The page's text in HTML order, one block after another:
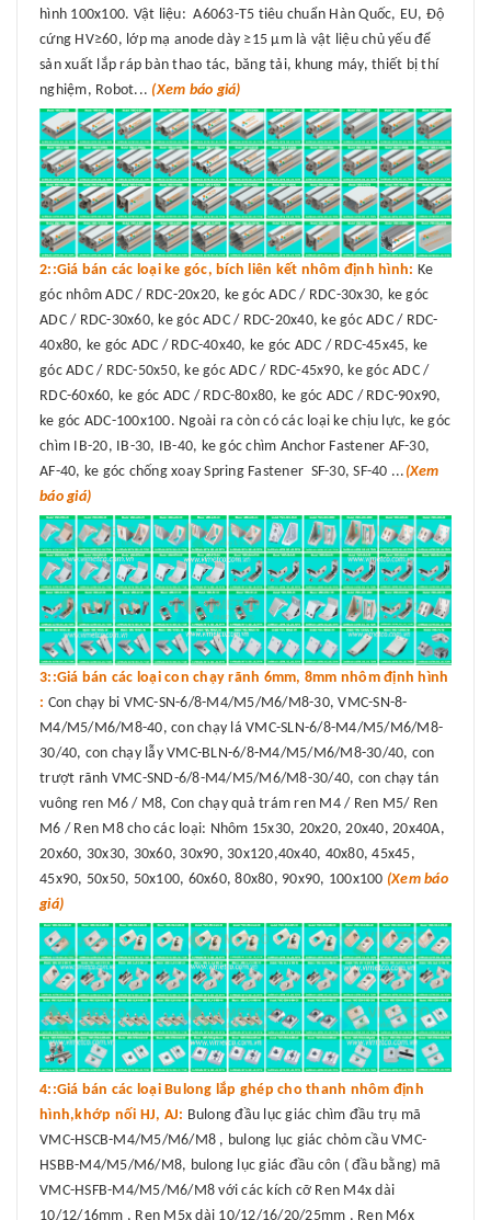
hình 100x100. Vật liệu: A6063-T5 tiêu chuẩn Hàn Quốc, EU, Độ
cứng HV≥60, lớp mạ anode dày ≥15 μm là vật liệu chủ yếu để
sản xuất lắp ráp bàn thao tác, băng tải, khung máy, thiết bị thí
nghiệm, Robot... (Xem báo giá)
2::Giá bán các loại ke góc, bích liên kết nhôm định hình: Ke
góc nhôm ADC / RDC-20x20, ke góc ADC / RDC-30x30, ke góc
ADC / RDC-30x60, ke góc ADC / RDC-20x40, ke góc ADC / RDC-
40x80, ke góc ADC / RDC-40x40, ke góc ADC / RDC-45x45, ke
góc ADC / RDC-50x50, ke góc ADC / RDC-45x90, ke góc ADC /
RDC-60x60, ke góc ADC / RDC-80x80, ke góc ADC / RDC-90x90,
ke góc ADC-100x100. Ngoài ra còn có các loại ke chịu lực, ke góc
chìm IB-20, IB-30, IB-40, ke góc chìm Anchor Fastener AF-30,
AF-40, ke góc chống xoay Spring Fastener SF-30, SF-40 ... (Xem
báo giá)
3::Giá bán các loại con chạy rãnh 6mm, 8mm nhôm định hình
: Con chạy bi VMC-SN-6/8-M4/M5/M6/M8-30, VMC-SN-8-
M4/M5/M6/M8-40, con chạy lá VMC-SLN-6/8-M4/M5/M6/M8-
30/40, con chạy lẫy VMC-BLN-6/8-M4/M5/M6/M8-30/40, con
trượt rãnh VMC-SND-6/8-M4/M5/M6/M8-30/40, con chạy tán
vuông ren M6 / M8, Con chạy quả trám ren M4 / Ren M5/ Ren
M6 / Ren M8 cho các loại: Nhôm 15x30, 20x20, 20x40, 20x40A,
20x60, 30x30, 30x60, 30x90, 30x120,40x40, 40x80, 45x45,
45x90, 50x50, 50x100, 60x60, 80x80, 90x90, 100x100 (Xem báo
giá)
4::Giá bán các loại Bulong lắp ghép cho thanh nhôm định
hình,khớp nối HJ, AJ: Bulong đầu lục giác chìm đầu trụ mã
VMC-HSCB-M4/M5/M6/M8 , bulong lục giác chỏm cầu VMC-
HSBB-M4/M5/M6/M8, bulong lục giác đầu côn ( đầu bằng) mã
VMC-HSFB-M4/M5/M6/M8 với các kích cỡ Ren M4x dài
10/12/16mm , Ren M5x dài 10/12/16/20/25mm , Ren M6x